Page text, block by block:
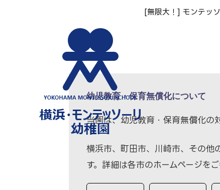
[無限大！] モンテッ
幼児教育・保育無償化について
当園は、幼児教育・保育無償化の
横浜市、町田市、川崎市、その他
す。詳細は各市のホームページをご